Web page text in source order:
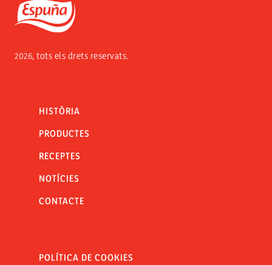
Espuña
2026, tots els drets reservats.
HISTÒRIA
PRODUCTES
RECEPTES
NOTÍCIES
CONTACTE
POLÍTICA DE COOKIES